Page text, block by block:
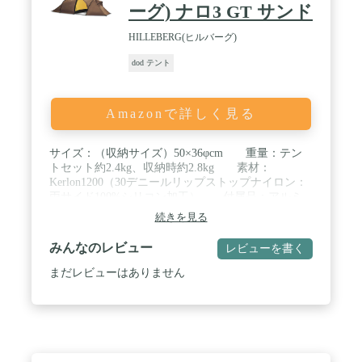
ーグ) ナロ3 GT サンド
HILLEBERG(ヒルバーグ)
dod テント
Amazonで詳しく見る
サイズ：（収納サイズ）50×36φcm 重量：テン
トセット約2.4kg、収納時約2.8kg 素材：
Kerlon1200（30デニールリップストップナイロン：
ポール（9mm）×3、Vペグ（20本）、スタッフバッ
グ、ポールバッグ、ペグバッグ、スペアポールセク
ション、リペアスリーブ （各1）、ポールホルダー
必要数×4
続きを見る
みんなのレビュー レビューを書く
まだレビューはありません